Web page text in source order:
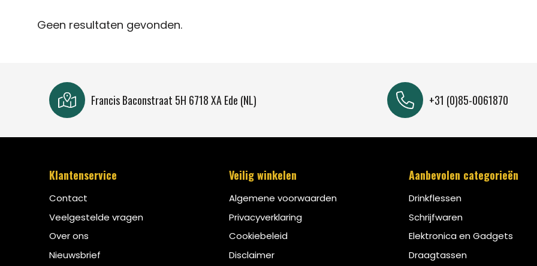
Geen resultaten gevonden.
Francis Baconstraat 5H 6718 XA Ede (NL) +31 (0)85-0061870
Klantenservice
Contact
Veelgestelde vragen
Over ons
Nieuwsbrief
Veilig winkelen
Algemene voorwaarden
Privacyverklaring
Cookiebeleid
Disclaimer
Aanbevolen categorieën
Drinkflessen
Schrijfwaren
Elektronica en Gadgets
Draagtassen